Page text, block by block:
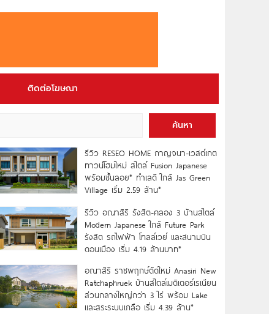
ติดต่อโฆษณา
ค้นหา
รีวิว RESEO HOME กาญจนา-เวสต์เกต
ทาวน์โฮมใหม่ สไตล์ Fusion Japanese
พร้อมชั้นลอย* ทำเลดี ใกล้ Jas Green
Village เริ่ม 2.59 ล้าน*
รีวิว อณาสิริ รังสิต-คลอง 3 บ้านสไตล์
Modern Japanese ใกล้ Future Park
รังสิต รถไฟฟ้า โทลล์เวย์ และสนามบิน
ดอนเมือง เริ่ม 4.19 ล้านบาท*
อณาสิริ ราชพฤกษ์ตัดใหม่ Anasiri New
Ratchaphruek บ้านสไตล์เมดิเตอร์เรเนียน
ส่วนกลางใหญ่กว่า 3 ไร่ พร้อม Lake
และสระระบบเกลือ เริ่ม 4.39 ล้าน*